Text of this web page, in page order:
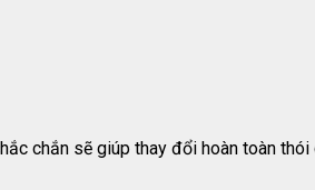
chắn sẽ giúp thay đổi hoàn toàn thói